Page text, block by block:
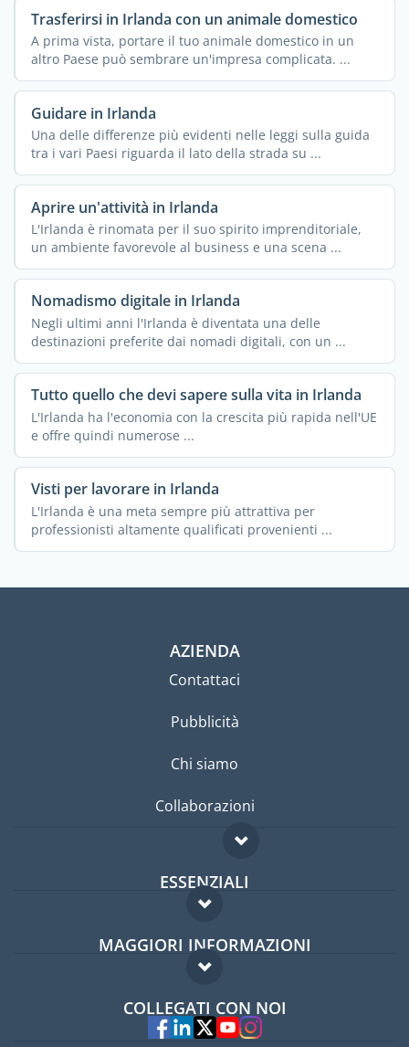
Trasferirsi in Irlanda con un animale domestico
A prima vista, portare il tuo animale domestico in un
altro Paese può sembrare un'impresa complicata. ...
Guidare in Irlanda
Una delle differenze più evidenti nelle leggi sulla guida
tra i vari Paesi riguarda il lato della strada su ...
Aprire un'attività in Irlanda
L'Irlanda è rinomata per il suo spirito imprenditoriale,
un ambiente favorevole al business e una scena ...
Nomadismo digitale in Irlanda
Negli ultimi anni l'Irlanda è diventata una delle
destinazioni preferite dai nomadi digitali, con un ...
Tutto quello che devi sapere sulla vita in Irlanda
L'Irlanda ha l'economia con la crescita più rapida nell'UE
e offre quindi numerose ...
Visti per lavorare in Irlanda
L'Irlanda è una meta sempre più attrattiva per
professionisti altamente qualificati provenienti ...
AZIENDA
Contattaci
Pubblicità
Chi siamo
Collaborazioni
ESSENZIALI
Forum per expat
Guida per expat
MAGGIORI INFORMAZIONI
Domande frequenti
Esperti
COLLEGATI CON NOI